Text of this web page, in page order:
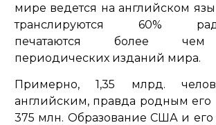
мире ведется на английском
транслируются 60%
печатаются более чем
периодических изданий мира.
Примерно, 1,35 млрд.
английским, правда родным его
375 млн. Образование США и его